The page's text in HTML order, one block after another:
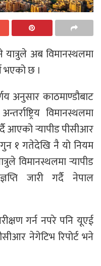
अब विमानस्थलमा
भएको छ ।
अनुसार काठमाण्डौबाट
विमानस्थलमा
आएको र्‍यापीड पीसीआर
१ गतेदेखि नै यो नियम
विमानस्थलमा र्‍यापीड
जारी गर्दै नेपाल
गर्न नपरे पनि यूएई
नेगेटिभ रिपोर्ट भने